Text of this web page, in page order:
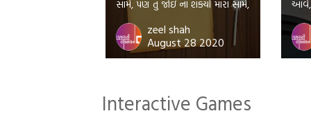
સામે, પણ તુ જોઇ ના શક્યો મારા સામે,
કારણ કે, મેં કયેાઁ હતો પ્રેમ એ તને તો
ખબર જ નથી , પણ કેમ?
zeel shah
August 28 2020
આવે,
એના
Interactive Games